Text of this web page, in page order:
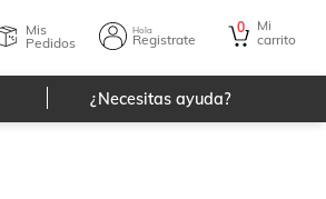
Mis
Pedidos
Hola
Registrate
0
Mi
carrito
¿Necesitas ayuda?